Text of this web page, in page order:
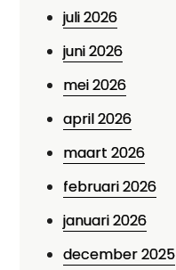
juli 2026
juni 2026
mei 2026
april 2026
maart 2026
februari 2026
januari 2026
december 2025